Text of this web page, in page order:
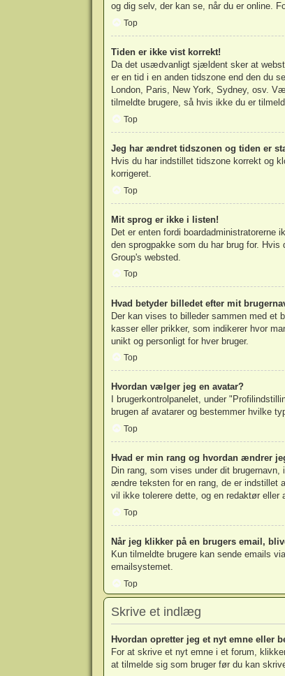
og dig selv, der kan se, når du er online.
Top
Tiden er ikke vist korrekt!
Da det usædvanligt sjældent sker at
er en tid i en anden tidszone end den du
London, Paris, New York, Sydney, osv.
tilmeldte brugere, så hvis ikke du er
Top
Jeg har ændret tidszonen og tiden er
Hvis du har indstillet tidszone korrekt og
korrigeret.
Top
Mit sprog er ikke i listen!
Det er enten fordi
den sprogpakke som du har brug for.
Group's websted.
Top
Hvad betyder billedet efter mit
Der kan vises to billeder sammen med et
kasser eller prikker, som indikerer hvor
unikt og personligt for hver bruger.
Top
Hvordan vælger jeg en avatar?
I brugerkontrolpanelet, under
brugen af avatarer og bestemmer hvilke
Top
Hvad er min rang og hvordan ændrer
Din rang, som vises under dit
ændre teksten for en rang, de er indstillet
vil ikke tolerere dette, og en redaktør
Top
Når jeg klikker på en brugers email,
Kun tilmeldte brugere kan sende emails
emailsystemet.
Top
Skrive et indlæg
Hvordan opretter jeg et nyt emne eller
For at skrive et nyt emne i et forum,
at tilmelde sig som bruger før du kan